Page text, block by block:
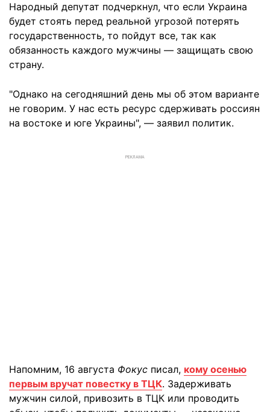
Народный депутат подчеркнул, что если Украина
будет стоять перед реальной угрозой потерять
государственность, то пойдут все, так как
обязанность каждого мужчины — защищать свою
страну.
"Однако на сегодняшний день мы об этом варианте
не говорим. У нас есть ресурс сдерживать россиян
на востоке и юге Украины", — заявил политик.
РЕКЛАМА
Напомним, 16 августа Фокус писал, кому осенью
первым вручат повестку в ТЦК. Задерживать
мужчин силой, привозить в ТЦК или проводить